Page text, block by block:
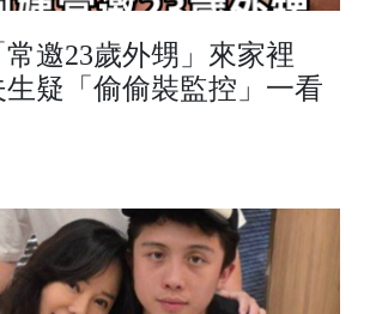
邀23歲外甥」來家裡
疑「偷偷裝監控」一看